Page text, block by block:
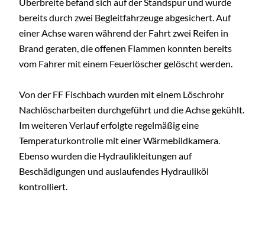
bereits durch zwei Begleitfahrzeuge abgesichert. Auf
einer Achse waren während der Fahrt zwei Reifen in
Brand geraten, die offenen Flammen konnten bereits
vom Fahrer mit einem Feuerlöscher gelöscht werden.
Von der FF Fischbach wurden mit einem Löschrohr
Nachlöscharbeiten durchgeführt und die Achse gekühlt.
Im weiteren Verlauf erfolgte regelmäßig eine
Temperaturkontrolle mit einer Wärmebildkamera.
Ebenso wurden die Hydraulikleitungen auf
Beschädigungen und auslaufendes Hydrauliköl
kontrolliert.